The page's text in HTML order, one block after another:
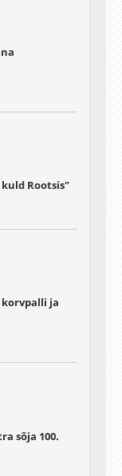
Rootsis"
ja
sõja 100.